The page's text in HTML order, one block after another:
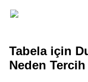
Tabela için
Neden